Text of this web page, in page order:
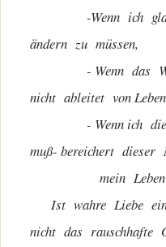
-Wenn ich
ändern zu müssen,
- Wenn das Wort
nicht ableitet von
- Wenn ich die
muß- bereichert dieser
mein Leben
Ist wahre Liebe
nicht das rauschhafte